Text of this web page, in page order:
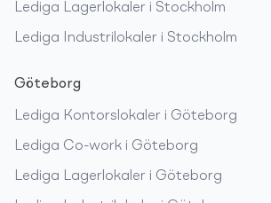
Lediga Lagerlokaler i Stockholm
Lediga Industrilokaler i Stockholm
Göteborg
Lediga Kontorslokaler i Göteborg
Lediga Co-work i Göteborg
Lediga Lagerlokaler i Göteborg